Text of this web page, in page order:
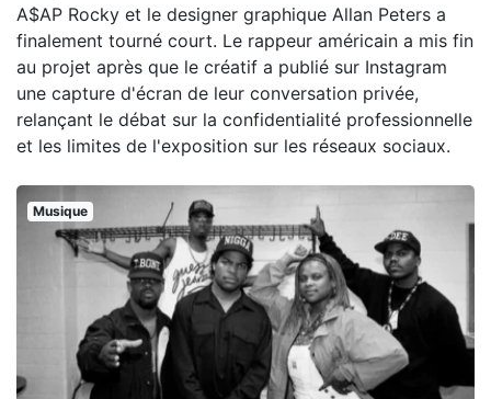
A$AP Rocky et le designer graphique Allan Peters a
finalement tourné court. Le rappeur américain a mis fin
au projet après que le créatif a publié sur Instagram
une capture d'écran de leur conversation privée,
relançant le débat sur la confidentialité professionnelle
et les limites de l'exposition sur les réseaux sociaux.
Musique